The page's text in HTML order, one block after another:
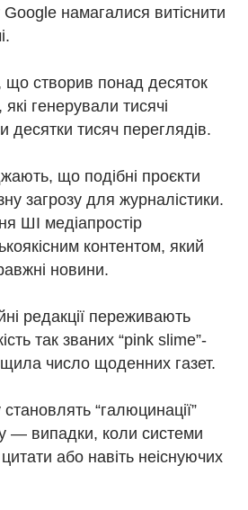
Google намагалися витіснити
що створив понад десяток
генерували тисячі
десятки тисяч переглядів.
що подібні проєкти
загрозу для журналістики.
ШІ медіапростір
контентом, який
новини.
редакції переживають
так званих “pink slime”-
число щоденних газет.
“галюцинації”
— випадки, коли системи
або навіть неіснуючих